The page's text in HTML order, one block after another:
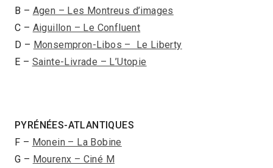
B – Agen – Les Montreus d’images
C – Aiguillon – Le Confluent
D – Monsempron-Libos – Le Liberty
E – Sainte-Livrade – L’Utopie
PYRÉNÉES-ATLANTIQUES
F – Monein – La Bobine
G – Mourenx – Ciné M